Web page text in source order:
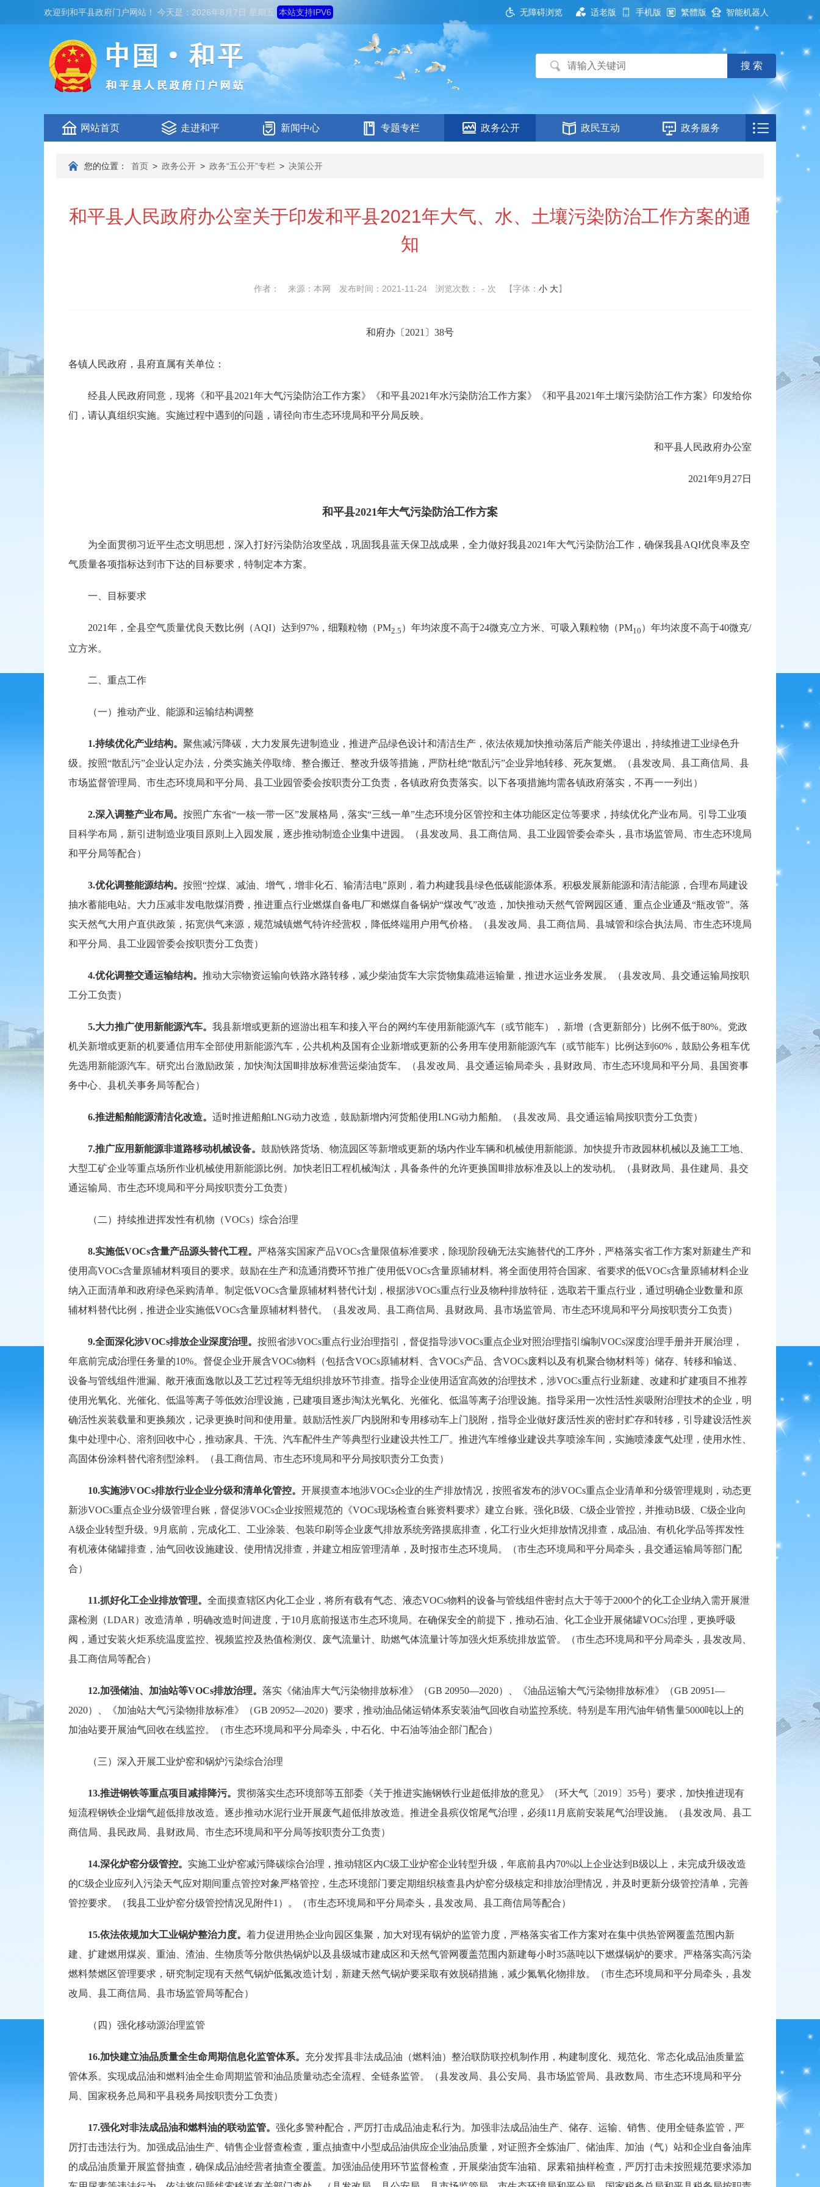
欢迎到和平县政府门户网站 ！ 今天是： 2026年8月7日 星期五 本站支持IPV6 无障碍浏览 适老版 手机版 繁體版 智能机器人
网站首页 走进和平 新闻中心 专题专栏 政务公开 政民互动 政务服务
您的位置： 首页 > 政务公开 > 政务“五公开”专栏 > 决策公开
和平县人民政府办公室关于印发和平县2021年大气、水、土壤污染防治工作方案的通
知
作者： 来源：本网 发布时间：2021-11-24 浏览次数： - 次 【字体： 小 大】
和府办〔2021〕38号
各镇人民政府，县府直属有关单位：
经县人民政府同意，现将《和平县2021年大气污染防治工作方案》《和平县2021年水污染防治工作方案》《和平县2021年土壤污染防治工作方案》印发给你
们，请认真组织实施。实施过程中遇到的问题，请径向市生态环境局和平分局反映。
和平县人民政府办公室
2021年9月27日
和平县2021年大气污染防治工作方案
为全面贯彻习近平生态文明思想，深入打好污染防治攻坚战，巩固我县蓝天保卫战成果，全力做好我县2021年大气污染防治工作，确保我县AQI优良率及空
气质量各项指标达到市下达的目标要求，特制定本方案。
一、目标要求
2021年，全县空气质量优良天数比例（AQI）达到97%，细颗粒物（PM2.5 ）年均浓度不高于24微克/立方米、可吸入颗粒物（PM10 ）年均浓度不高于40微克/
立方米。
二、重点工作
（一）推动产业、能源和运输结构调整
1.持续优化产业结构。 聚焦减污降碳，大力发展先进制造业，推进产品绿色设计和清洁生产，依法依规加快推动落后产能关停退出，持续推进工业绿色升
级。按照“散乱污”企业认定办法，分类实施关停取缔、整合搬迁、整改升级等措施，严防杜绝“散乱污”企业异地转移、死灰复燃。（县发改局、县工商信局、县
市场监督管理局、市生态环境局和平分局、县工业园管委会按职责分工负责，各镇政府负责落实。以下各项措施均需各镇政府落实，不再一一列出）
2.深入调整产业布局。 按照广东省“一核一带一区”发展格局，落实“三线一单”生态环境分区管控和主体功能区定位等要求，持续优化产业布局。引导工业项
目科学布局，新引进制造业项目原则上入园发展，逐步推动制造企业集中进园。（县发改局、县工商信局、县工业园管委会牵头，县市场监管局、市生态环境局
和平分局等配合）
3.优化调整能源结构。 按照“控煤、减油、增气，增非化石、输清洁电”原则，着力构建我县绿色低碳能源体系。积极发展新能源和清洁能源，合理布局建设
抽水蓄能电站。大力压减非发电散煤消费，推进重点行业燃煤自备电厂和燃煤自备锅炉“煤改气”改造，加快推动天然气管网园区通、重点企业通及“瓶改管”。落
实天然气大用户直供政策，拓宽供气来源，规范城镇燃气特许经营权，降低终端用户用气价格。（县发改局、县工商信局、县城管和综合执法局、市生态环境局
和平分局、县工业园管委会按职责分工负责）
4.优化调整交通运输结构。 推动大宗物资运输向铁路水路转移，减少柴油货车大宗货物集疏港运输量，推进水运业务发展。（县发改局、县交通运输局按职
工分工负责）
5.大力推广使用新能源汽车。 我县新增或更新的巡游出租车和接入平台的网约车使用新能源汽车（或节能车），新增（含更新部分）比例不低于80%。党政
机关新增或更新的机要通信用车全部使用新能源汽车，公共机构及国有企业新增或更新的公务用车使用新能源汽车（或节能车）比例达到60%，鼓励公务租车优
先选用新能源汽车。研究出台激励政策，加快淘汰国Ⅲ排放标准营运柴油货车。（县发改局、县交通运输局牵头，县财政局、市生态环境局和平分局、县国资事
务中心、县机关事务局等配合）
6.推进船舶能源清洁化改造。 适时推进船舶LNG动力改造，鼓励新增内河货船使用LNG动力船舶。（县发改局、县交通运输局按职责分工负责）
7.推广应用新能源非道路移动机械设备。 鼓励铁路货场、物流园区等新增或更新的场内作业车辆和机械使用新能源。加快提升市政园林机械以及施工工地、
大型工矿企业等重点场所作业机械使用新能源比例。加快老旧工程机械淘汰，具备条件的允许更换国Ⅲ排放标准及以上的发动机。（县财政局、县住建局、县交
通运输局、市生态环境局和平分局按职责分工负责）
（二）持续推进挥发性有机物（VOCs）综合治理
8.实施低VOCs含量产品源头替代工程。 严格落实国家产品VOCs含量限值标准要求，除现阶段确无法实施替代的工序外，严格落实省工作方案对新建生产和
使用高VOCs含量原辅材料项目的要求。鼓励在生产和流通消费环节推广使用低VOCs含量原辅材料。将全面使用符合国家、省要求的低VOCs含量原辅材料企业
纳入正面清单和政府绿色采购清单。制定低VOCs含量原辅材料替代计划，根据涉VOCs重点行业及物种排放特征，选取若干重点行业，通过明确企业数量和原
辅材料替代比例，推进企业实施低VOCs含量原辅材料替代。（县发改局、县工商信局、县财政局、县市场监管局、市生态环境局和平分局按职责分工负责）
9.全面深化涉VOCs排放企业深度治理。 按照省涉VOCs重点行业治理指引，督促指导涉VOCs重点企业对照治理指引编制VOCs深度治理手册并开展治理，
年底前完成治理任务量的10%。督促企业开展含VOCs物料（包括含VOCs原辅材料、含VOCs产品、含VOCs废料以及有机聚合物材料等）储存、转移和输送、
设备与管线组件泄漏、敞开液面逸散以及工艺过程等无组织排放环节排查。指导企业使用适宜高效的治理技术，涉VOCs重点行业新建、改建和扩建项目不推荐
使用光氧化、光催化、低温等离子等低效治理设施，已建项目逐步淘汰光氧化、光催化、低温等离子治理设施。指导采用一次性活性炭吸附治理技术的企业，明
确活性炭装载量和更换频次，记录更换时间和使用量。鼓励活性炭厂内脱附和专用移动车上门脱附，指导企业做好废活性炭的密封贮存和转移，引导建设活性炭
集中处理中心、溶剂回收中心，推动家具、干洗、汽车配件生产等典型行业建设共性工厂。推进汽车维修业建设共享喷涂车间，实施喷漆废气处理，使用水性、
高固体份涂料替代溶剂型涂料。（县工商信局、市生态环境局和平分局按职责分工负责）
10.实施涉VOCs排放行业企业分级和清单化管控。 开展摸查本地涉VOCs企业的生产排放情况，按照省发布的涉VOCs重点企业清单和分级管理规则，动态更
新涉VOCs重点企业分级管理台账，督促涉VOCs企业按照规范的《VOCs现场检查台账资料要求》建立台账。强化B级、C级企业管控，并推动B级、C级企业向
A级企业转型升级。9月底前，完成化工、工业涂装、包装印刷等企业废气排放系统旁路摸底排查，化工行业火炬排放情况排查，成品油、有机化学品等挥发性
有机液体储罐排查，油气回收设施建设、使用情况排查，并建立相应管理清单，及时报市生态环境局。（市生态环境局和平分局牵头，县交通运输局等部门配
合）
11.抓好化工企业排放管理。 全面摸查辖区内化工企业，将所有载有气态、液态VOCs物料的设备与管线组件密封点大于等于2000个的化工企业纳入需开展泄
露检测（LDAR）改造清单，明确改造时间进度，于10月底前报送市生态环境局。在确保安全的前提下，推动石油、化工企业开展储罐VOCs治理，更换呼吸
阀，通过安装火炬系统温度监控、视频监控及热值检测仪、废气流量计、助燃气体流量计等加强火炬系统排放监管。（市生态环境局和平分局牵头，县发改局、
县工商信局等配合）
12.加强储油、加油站等VOCs排放治理。 落实《储油库大气污染物排放标准》（GB 20950—2020）、《油品运输大气污染物排放标准》（GB 20951—
2020）、《加油站大气污染物排放标准》（GB 20952—2020）要求，推动油品储运销体系安装油气回收自动监控系统。特别是车用汽油年销售量5000吨以上的
加油站要开展油气回收在线监控。（市生态环境局和平分局牵头，中石化、中石油等油企部门配合）
（三）深入开展工业炉窑和锅炉污染综合治理
13.推进钢铁等重点项目减排降污。 贯彻落实生态环境部等五部委《关于推进实施钢铁行业超低排放的意见》（环大气〔2019〕35号）要求，加快推进现有
短流程钢铁企业烟气超低排放改造。逐步推动水泥行业开展废气超低排放改造。推进全县殡仪馆尾气治理，必须11月底前安装尾气治理设施。（县发改局、县工
商信局、县民政局、县财政局、市生态环境局和平分局等按职责分工负责）
14.深化炉窑分级管控。 实施工业炉窑减污降碳综合治理，推动辖区内C级工业炉窑企业转型升级，年底前县内70%以上企业达到B级以上，未完成升级改造
的C级企业应列入污染天气应对期间重点管控对象严格管控，生态环境部门要定期组织核查县内炉窑分级核定和排放治理情况，并及时更新分级管控清单，完善
管控要求。（我县工业炉窑分级管控情况见附件1）。（市生态环境局和平分局牵头，县发改局、县工商信局等配合）
15.依法依规加大工业锅炉整治力度。 着力促进用热企业向园区集聚，加大对现有锅炉的监管力度，严格落实省工作方案对在集中供热管网覆盖范围内新
建、扩建燃用煤炭、重油、渣油、生物质等分散供热锅炉以及县级城市建成区和天然气管网覆盖范围内新建每小时35蒸吨以下燃煤锅炉的要求。严格落实高污染
燃料禁燃区管理要求，研究制定现有天然气锅炉低氮改造计划，新建天然气锅炉要采取有效脱硝措施，减少氮氧化物排放。（市生态环境局和平分局牵头，县发
改局、县工商信局、县市场监管局等配合）
（四）强化移动源治理监管
16.加快建立油品质量全生命周期信息化监管体系。 充分发挥县非法成品油（燃料油）整治联防联控机制作用，构建制度化、规范化、常态化成品油质量监
管体系。实现成品油和燃料油全生命周期监管和油品质量动态全流程、全链条监管。（县发改局、县公安局、县市场监管局、县政数局、市生态环境局和平分
局、国家税务总局和平县税务局按职责分工负责）
17.强化对非法成品油和燃料油的联动监管。 强化多警种配合，严厉打击成品油走私行为。加强非法成品油生产、储存、运输、销售、使用全链条监管，严
厉打击违法行为。加强成品油生产、销售企业督查检查，重点抽查中小型成品油供应企业油品质量，对证照齐全炼油厂、储油库、加油（气）站和企业自备油库
的成品油质量开展监督抽查，确保成品油经营者抽查全覆盖。加强油品使用环节监督检查，开展柴油货车油箱、尿素箱抽样检查，严厉打击未按照规范要求添加